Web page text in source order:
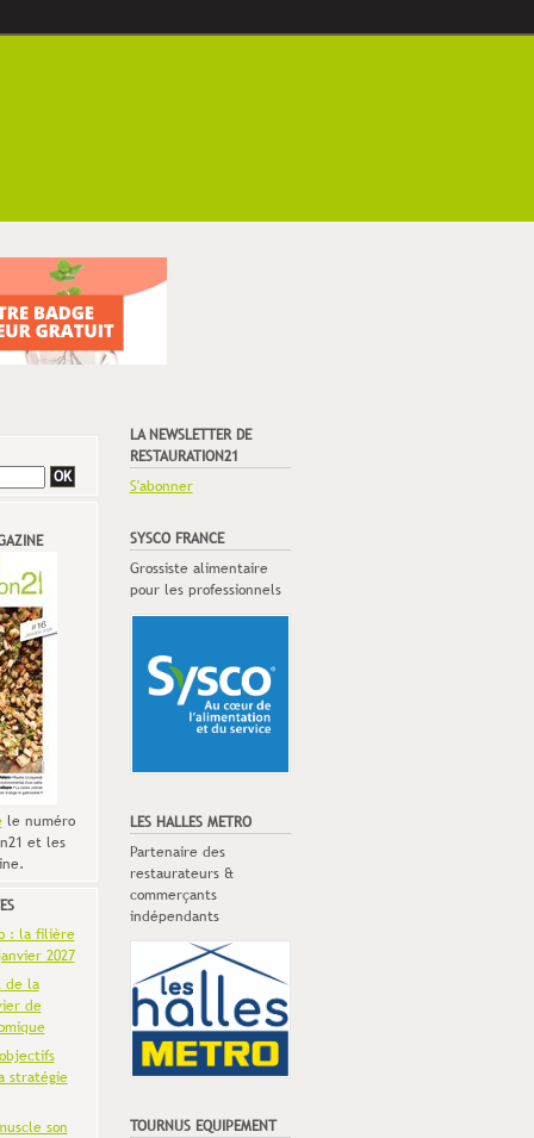
le numéro
et les
: la filière
2027
de la
de
stratégie
son
LA NEWSLETTER DE
RESTAURATION21
S'abonner
SYSCO FRANCE
Grossiste alimentaire
pour les professionnels
LES HALLES METRO
Partenaire des
restaurateurs &
commerçants
indépendants
TOURNUS EQUIPEMENT